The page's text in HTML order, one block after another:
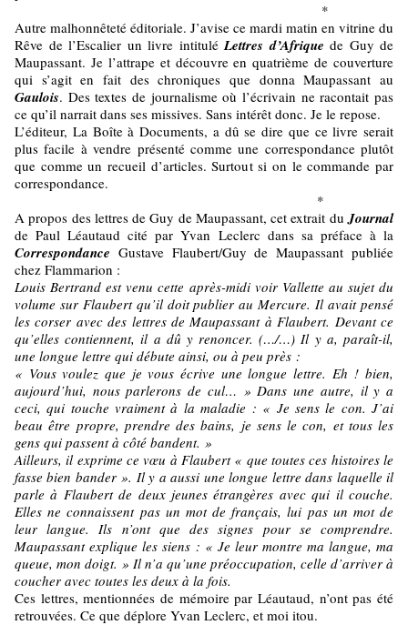
*
Autre malhonnêteté éditoriale. J’avise ce mardi matin en vitrine du
Rêve de l’Escalier un livre intituléLettres d’Afrique de Guy de
Maupassant. Je l’attrape et découvre en quatrième de couverture
qui s’agit en fait des chroniques que donna Maupassant au
Gaulois. Des textes de journalisme où l’écrivain ne racontait pas
ce qu’il narrait dans ses missives. Sans intérêt donc. Je le repose.
L’éditeur, La Boîte à Documents, a dû se dire que ce livre serait
plus facile à vendre présenté comme une correspondance plutôt
que comme un recueil d’articles. Surtout si on le commande par
correspondance.
*
A propos des lettres de Guy de Maupassant, cet extrait duJournal
de Paul Léautaud cité par Yvan Leclerc dans sa préface à la
Correspondance Gustave Flaubert/Guy de Maupassant publiée
chez Flammarion :
Louis Bertrand est venu cette après-midi voir Vallette au sujet du
volume sur Flaubert qu’il doit publier au Mercure. Il avait pensé
les corser avec des lettres de Maupassant à Flaubert. Devant ce
qu’elles contiennent, il a dû y renoncer. (…/…) Il y a, paraît-il,
une longue lettre qui débute ainsi, ou à peu près :
« Vous voulez que je vous écrive une longue lettre. Eh ! bien,
aujourd’hui, nous parlerons de cul… » Dans une autre, il y a
ceci, qui touche vraiment à la maladie : « Je sens le con. J’ai
beau être propre, prendre des bains, je sens le con, et tous les
gens qui passent à côté bandent. »
Ailleurs, il exprime ce vœu à Flaubert « que toutes ces histoires le
fasse bien bander ». Il y a aussi une longue lettre dans laquelle il
parle à Flaubert de deux jeunes étrangères avec qui il couche.
Elles ne connaissent pas un mot de français, lui pas un mot de
leur langue. Ils n’ont que des signes pour se comprendre.
Maupassant explique les siens : « Je leur montre ma langue, ma
queue, mon doigt. » Il n’a qu’une préoccupation, celle d’arriver à
coucher avec toutes les deux à la fois.
Ces lettres, mentionnées de mémoire par Léautaud, n’ont pas été
retrouvées. Ce que déplore Yvan Leclerc, et moi itou.